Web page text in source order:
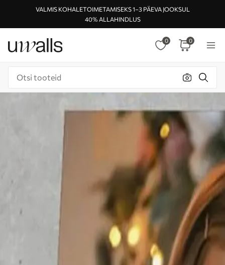
VALMIS KOHALETOIMETAMISEKS 1–3 PÄEVA JOOKSUL
40% ALLAHINDLUS
0 0